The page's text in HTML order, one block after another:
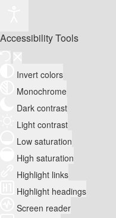
Accessibility Tools
Invert colors
Monochrome
Dark contrast
Light contrast
Low saturation
High saturation
Highlight links
Highlight headings
Screen reader